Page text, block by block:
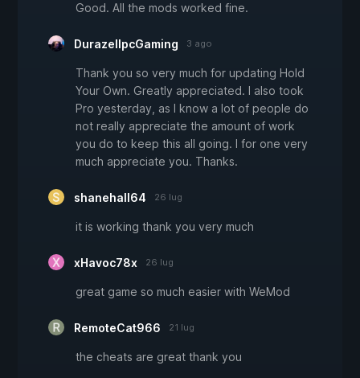
Good. All the mods worked fine.
DurazellpcGaming 3 ago
Thank you so very much for updating Hold
Your Own. Greatly appreciated. I also took
Pro yesterday, as I know a lot of people do
not really appreciate the amount of work
you do to keep this all going. I for one very
much appreciate you. Thanks.
shanehall64 26 lug
it is working thank you very much
xHavoc78x 26 lug
great game so much easier with WeMod
RemoteCat966 21 lug
the cheats are great thank you